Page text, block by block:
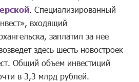
. Специализированный
входящий
заплатил за нее
здесь шесть новостроек
Общий объем инвестиций
в 3,3 млрд рублей.